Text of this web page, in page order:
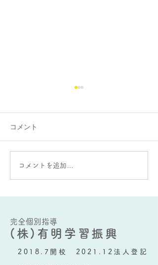
大牟田個別指導教室の教
室前の花壇
コメント
コメントを追加…
完全個別指導
(株)有明学習振興
2018.7開校 2021.12法人登記